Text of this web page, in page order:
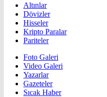
Altınlar
Dövizler
Hisseler
Kripto Paralar
Pariteler
Foto Galeri
Video Galeri
Yazarlar
Gazeteler
Sıcak Haber